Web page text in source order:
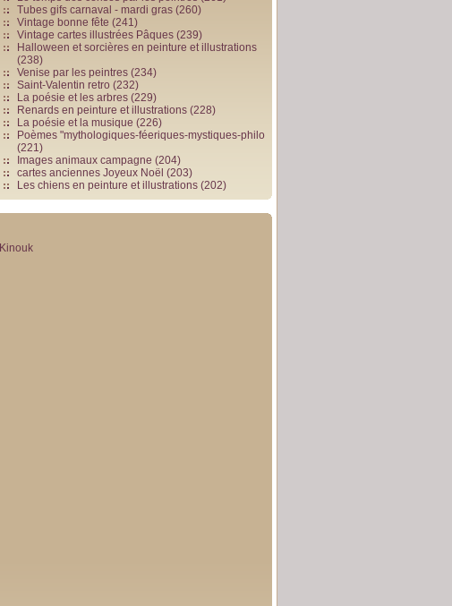
Tubes gifs carnaval - mardi gras (260)
Vintage bonne fête (241)
Vintage cartes illustrées Pâques (239)
Halloween et sorcières en peinture et illustrations
(238)
Venise par les peintres (234)
Saint-Valentin retro (232)
La poésie et les arbres (229)
Renards en peinture et illustrations (228)
La poésie et la musique (226)
Poèmes "mythologiques-féeriques-mystiques-philo
(221)
Images animaux campagne (204)
cartes anciennes Joyeux Noël (203)
Les chiens en peinture et illustrations (202)
Kinouk